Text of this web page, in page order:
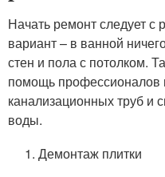
Начать ремонт следует
вариант – в ванной
стен и пола с потолком.
помощь профессионалов
канализационных труб и
воды.
Демонтаж плитки